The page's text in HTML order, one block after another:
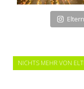
NICHTS MEHR VON